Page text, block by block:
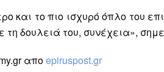
και το πιο ισχυρό όπλο του
τη δουλειά του, συνέχεια»,
αποepiruspost.gr